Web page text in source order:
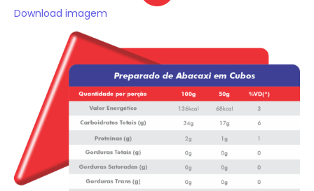
Download imagem